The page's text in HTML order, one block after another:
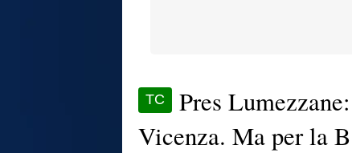
TC
Pres
Vicenza. Ma per la